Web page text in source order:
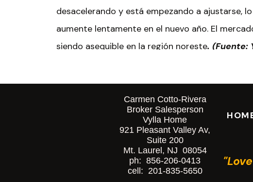
desacelerando y está empezando a ajustarse,
aumente lentamente en el nuevo año. El
siendo asequible en la región noreste. (Fuente:
las ventas de viviendas han
pasado, pero el inventario sin vender sigue
precios de las viviendas aumentan. Mientras
finales de 2023, se estima que los precios de
Carmen Cotto-Rivera
Broker Salesperson
Vylla Home
921 Pleasant Valley Av,
Suite 200
Mt. Laurel, NJ 08054
ph: 856-206-0413
cell: 201-835-5650